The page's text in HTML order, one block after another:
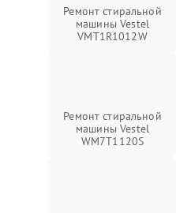
Ремонт стиральной
машины Vestel
VMT1R1012W
Ремонт стиральной
машины Vestel
WM7T1120S